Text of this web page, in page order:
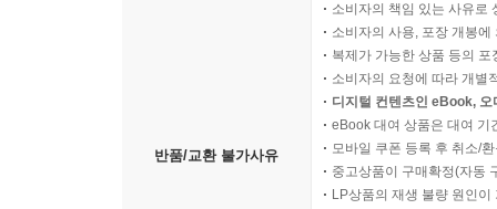
반품/교환 불가사유
소비자의 책임 있는 사유로
소비자의 사용, 포장 개봉
복제가 가능한 상품 등의
소비자의 요청에 따라 개별
디지털 컨텐츠인 eBook,
eBook 대여 상품은 대여 기
모바일 쿠폰 등록 후 취소/
중고상품이 구매확정(자동
LP상품의 재생 불량 원인